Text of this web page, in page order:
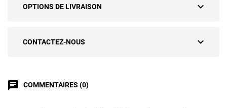
expand_more
OPTIONS DE LIVRAISON
expand_more
CONTACTEZ-NOUS
chat COMMENTAIRES (0)